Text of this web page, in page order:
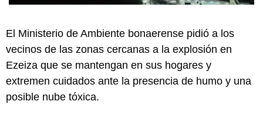
El Ministerio de Ambiente bonaerense pidió a los
vecinos de las zonas cercanas a la explosión en
Ezeiza que se mantengan en sus hogares y
extremen cuidados ante la presencia de humo y una
posible nube tóxica.